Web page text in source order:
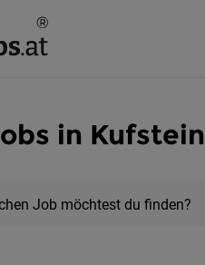
in Kufstein
Job möchtest du finden?